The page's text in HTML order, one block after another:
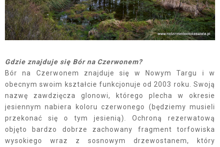
Gdzie znajduje się Bór na Czerwonem?
Bór na Czerwonem znajduje się w Nowym Targu i w
obecnym swoim kształcie funkcjonuje od 2003 roku. Swoją
nazwę zawdzięcza glonowi, którego plecha w okresie
jesiennym nabiera koloru czerwonego (będziemy musieli
przekonać się o tym jesienią). Ochroną rezerwatową
objęto bardzo dobrze zachowany fragment torfowiska
wysokiego wraz z sosnowym drzewostanem, który